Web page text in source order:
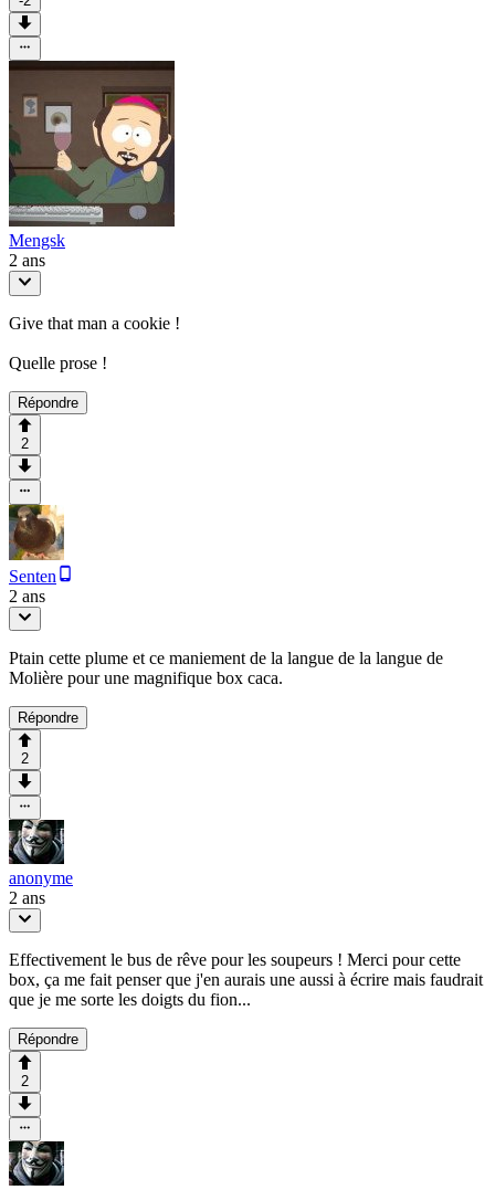
Mengsk
2 ans
Give that man a cookie !
Quelle prose !
Répondre
2
Senten
2 ans
Ptain cette plume et ce maniement de la langue de la langue de
Molière pour une magnifique box caca.
Répondre
2
anonyme
2 ans
Effectivement le bus de rêve pour les soupeurs ! Merci pour cette
box, ça me fait penser que j'en aurais une aussi à écrire mais faudrait
que je me sorte les doigts du fion...
Répondre
2